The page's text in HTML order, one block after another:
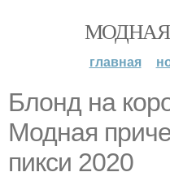
главная
Блонд на
Модная
пикси 2020